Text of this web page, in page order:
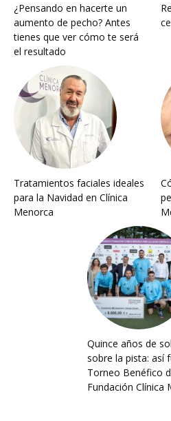
¿Pensando en hacerte un
aumento de pecho? Antes
tienes que ver cómo te será
el resultado
Tratamientos faciales ideales
para la Navidad en Clínica
Menorca
Quince años de
sobre la pista: así
Torneo Benéfico
Fundación Clínica